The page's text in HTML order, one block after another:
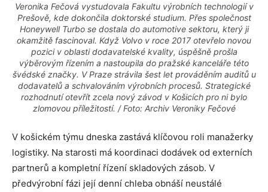
Veronika Fečová vystudovala Fakultu výrobních technologií v
Prešově, kde dokončila doktorské studium. Přes společnost
Honeywell Turbo se dostala do automotive sektoru, který ji
okamžitě fascinoval. Když Volvo v roce 2017 otevřelo novou
pozici v oblasti dodavatelské kvality, úspěšně prošla
výběrovým řízením a nastoupila do pražské kanceláře této
švédské značky. V Praze strávila šest let prováděním auditů u
dodavatelů a schvalováním výrobních procesů. Strategické
rozhodnutí otevřít zcela nový závod v Košicích pro ni bylo
zlomovou příležitostí. / Foto: Archiv Veroniky Fečové
V košickém týmu dneska zastává klíčovou roli manažerky
logistiky. Na starosti má koordinaci dodávek od externích
partnerů a kompletní řízení skladových zásob. V
předvýrobní fázi její denní chleba obnáší neustálé